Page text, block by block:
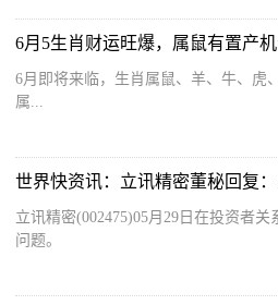
6月5生肖财运旺爆，属鼠有置产
6月即将来临，生肖属鼠、羊、牛、虎
属...
立讯精密(002475)05月29日在投资者
问题。